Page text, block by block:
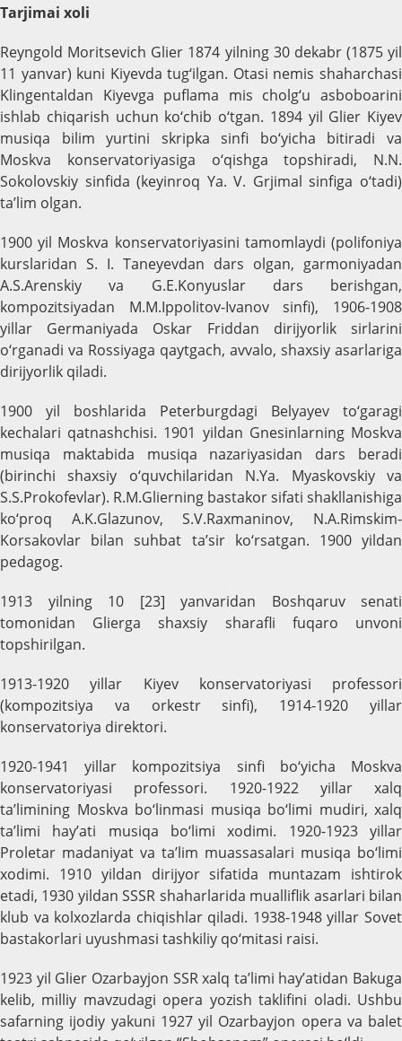
Tarjimai xoli
Reyngold Moritsevich Glier 1874 yilning 30 dekabr (1875 yil
11 yanvar) kuni Kiyevda tug‘ilgan. Otasi nemis shaharchasi
Klingentaldan Kiyevga puflama mis cholg‘u asboboarini
ishlab chiqarish uchun ko‘chib o‘tgan. 1894 yil Glier Kiyev
musiqa bilim yurtini skripka sinfi bo‘yicha bitiradi va
Moskva konservatoriyasiga o‘qishga topshiradi, N.N.
Sokolovskiy sinfida (keyinroq Ya. V. Grjimal sinfiga o‘tadi)
ta’lim olgan.
1900 yil Moskva konservatoriyasini tamomlaydi (polifoniya
kurslaridan S. I. Taneyevdan dars olgan, garmoniyadan
A.S.Arenskiy va G.E.Konyuslar dars berishgan,
kompozitsiyadan M.M.Ippolitov-Ivanov sinfi), 1906-1908
yillar Germaniyada Oskar Friddan dirijyorlik sirlarini
o‘rganadi va Rossiyaga qaytgach, avvalo, shaxsiy asarlariga
dirijyorlik qiladi.
1900 yil boshlarida Peterburgdagi Belyayev to‘garagi
kechalari qatnashchisi. 1901 yildan Gnesinlarning Moskva
musiqa maktabida musiqa nazariyasidan dars beradi
(birinchi shaxsiy o‘quvchilaridan N.Ya. Myaskovskiy va
S.S.Prokofevlar). R.M.Glierning bastakor sifati shakllanishiga
ko‘proq A.K.Glazunov, S.V.Raxmaninov, N.A.Rimskim-
Korsakovlar bilan suhbat ta’sir ko‘rsatgan. 1900 yildan
pedagog.
1913 yilning 10 [23] yanvaridan Boshqaruv senati
tomonidan Glierga shaxsiy sharafli fuqaro unvoni
topshirilgan.
1913-1920 yillar Kiyev konservatoriyasi professori
(kompozitsiya va orkestr sinfi), 1914-1920 yillar
konservatoriya direktori.
1920-1941 yillar kompozitsiya sinfi bo‘yicha Moskva
konservatoriyasi professori. 1920-1922 yillar xalq
ta’limining Moskva bo‘linmasi musiqa bo‘limi mudiri, xalq
ta’limi hay’ati musiqa bo‘limi xodimi. 1920-1923 yillar
Proletar madaniyat va ta’lim muassasalari musiqa bo‘limi
xodimi. 1910 yildan dirijyor sifatida muntazam ishtirok
etadi, 1930 yildan SSSR shaharlarida mualliflik asarlari bilan
klub va kolxozlarda chiqishlar qiladi. 1938-1948 yillar Sovet
bastakorlari uyushmasi tashkiliy qo‘mitasi raisi.
1923 yil Glier Ozarbayjon SSR xalq ta’limi hay’atidan Bakuga
kelib, milliy mavzudagi opera yozish taklifini oladi. Ushbu
safarning ijodiy yakuni 1927 yil Ozarbayjon opera va balet